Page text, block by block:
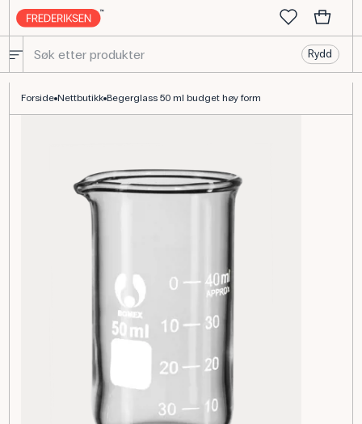
Rydd
Forside Nettbutikk Begerglass 50 ml budget høy form